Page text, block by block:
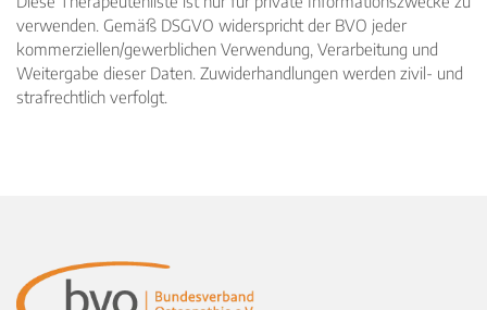
verwenden. Gemäß DSGVO widerspricht der BVO jeder
kommerziellen/gewerblichen Verwendung, Verarbeitung und
Weitergabe dieser Daten. Zuwiderhandlungen werden zivil- und
strafrechtlich verfolgt.